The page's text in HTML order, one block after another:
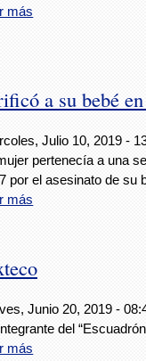
más
a su bebé
Julio 10, 2019 -
pertenecía a una
por el asesinato de su
más
Junio 20, 2019 -
del
más